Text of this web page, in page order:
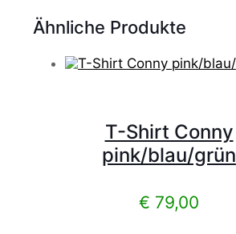
Ähnliche Produkte
T-Shirt Conny
pink/blau/grün
€ 79,00